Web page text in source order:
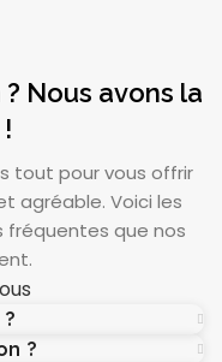
Nous avons la
tout pour vous offrir
agréable. Voici les
fréquentes que nos
?